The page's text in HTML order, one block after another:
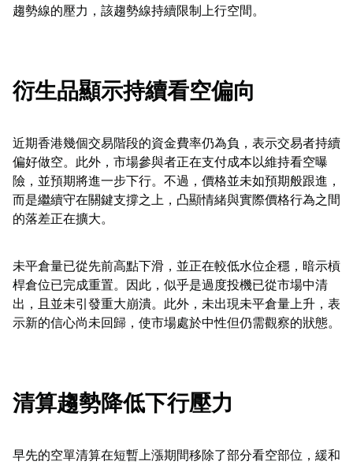
趨勢線的壓力，該趨勢線持續限制上行空間。
衍生品顯示持續看空偏向
近期香港幾個交易階段的資金費率仍為負，表示交易者持續
偏好做空。此外，市場參與者正在支付成本以維持看空曝
險，並預期將進一步下行。不過，價格並未如預期般跟進，
而是繼續守在關鍵支撐之上，凸顯情緒與實際價格行為之間
的落差正在擴大。
未平倉量已從先前高點下滑，並正在較低水位企穩，暗示槓
桿倉位已完成重置。因此，似乎是過度投機已從市場中清
出，且並未引發重大崩潰。此外，未出現未平倉量上升，表
示新的信心尚未回歸，使市場處於中性但仍需觀察的狀態。
清算趨勢降低下行壓力
早先的空單清算在短暫上漲期間移除了部分看空部位，緩和